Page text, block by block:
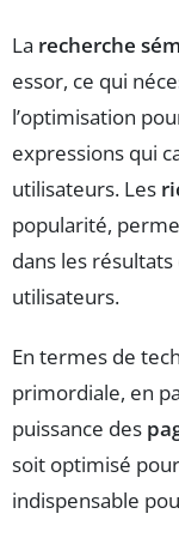
La recherche
essor, ce qui
l’optimisation
expressions qui
utilisateurs. Les
popularité,
dans les
utilisateurs.
En termes de
primordiale, en
puissance des
soit optimisé
indispensable